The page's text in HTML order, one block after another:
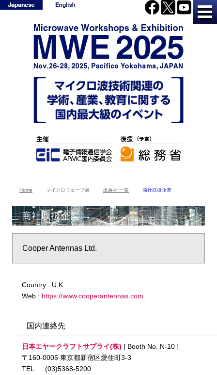
Home マイクロウェーブ展 出展社 一覧 商社取扱企業
商社取扱企業
Cooper Antennas Ltd.
Country : U.K.
Web : https://www.cooperantennas.com
国内連絡先
日本エヤークラフトサプライ(株) [ Booth No. N-10 ]
〒160-0005 東京都新宿区愛住町3-3
TEL
: (03)5368-5200